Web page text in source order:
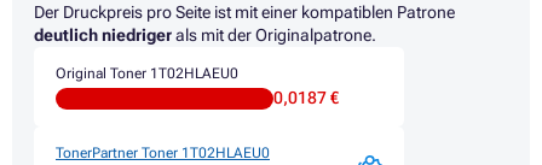
Der Druckpreis pro Seite ist mit einer kompatiblen Patrone
deutlich niedrigerals mit der Originalpatrone.
Original Toner 1T02HLAEU0
0,0187 €
TonerPartner Toner 1T02HLAEU0